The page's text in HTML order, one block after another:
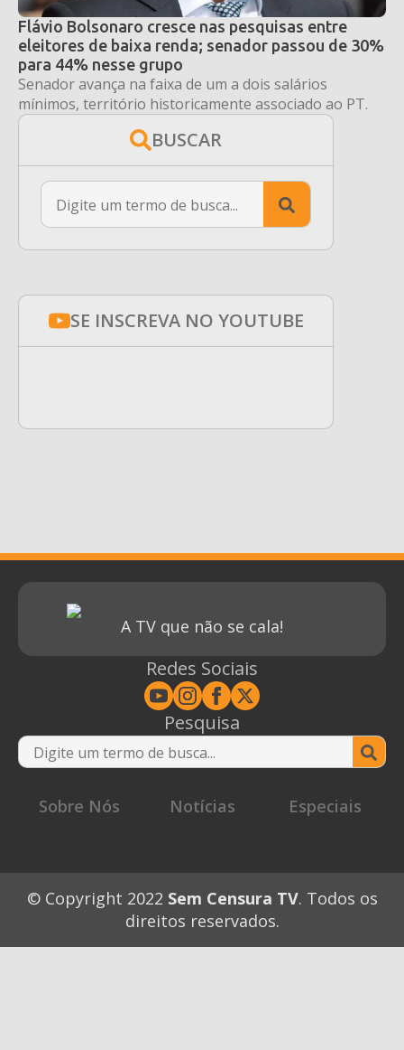
Flávio Bolsonaro cresce nas pesquisas entre
eleitores de baixa renda; senador passou de 30%
para 44% nesse grupo
Senador avança na faixa de um a dois salários
mínimos, território historicamente associado ao PT.
BUSCAR
Search
SE INSCREVA NO YOUTUBE
A TV que não se cala!
Redes Sociais
Pesquisa
Sobre Nós
Notícias Especiais
© Copyright 2022 Sem Censura TV. Todos os
direitos reservados.